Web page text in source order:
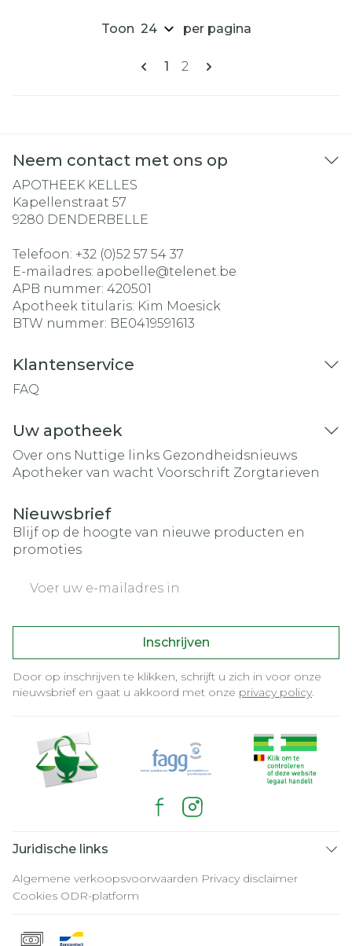
Pagina's
U lees momenteel pagina
1 Pagina
2
Toon per pagina
Neem contact met ons op
APOTHEEK KELLES
Kapellenstraat 57
9280 DENDERBELLE
Telefoon: +32 (0)52 57 54 37
E-mailadres: apobelle@telenet.be
APB nummer: 420501
Apotheek titularis: Kim Moesick
BTW nummer: BE0419591613
Klantenservice
FAQ
Uw apotheek
Over ons Nuttige links Gezondheidsnieuws
Apotheker van wacht Voorschrift Zorgtarieven
Nieuwsbrief
Blijf op de hoogte van nieuwe producten en
promoties
Inschrijven
Door op inschrijven te klikken, schrijft u zich in voor onze
nieuwsbrief en gaat u akkoord met onze privacy policy.
Juridische links
Algemene verkoopsvoorwaarden Privacy disclaimer
Cookies ODR-platform